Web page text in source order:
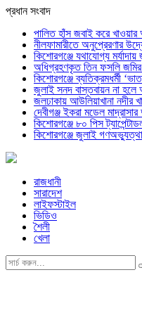
প্রধান সংবাদ
পালিত হাঁস জবাই করে খাওয়ার
নীলফামারীতে অনুপ্রেরণার
কিশোরগঞ্জে যথাযোগ্য
অধিগ্রহণকৃত তিন ফসলি জমির
কিশোরগঞ্জে ব্যতিক্রমধর্মী
জুলাই সনদ বাস্তবায়ন না হলে
জলঢাকায় আউলিয়াখানা নদীর
দেবীগঞ্জ ইকরা মডেল
কিশোরগঞ্জে ৮০ পিস
কিশোরগঞ্জে জুলাই
রাজধানী
সারাদেশ
লাইফস্টাইল
ভিডিও
শৈলী
খেলা